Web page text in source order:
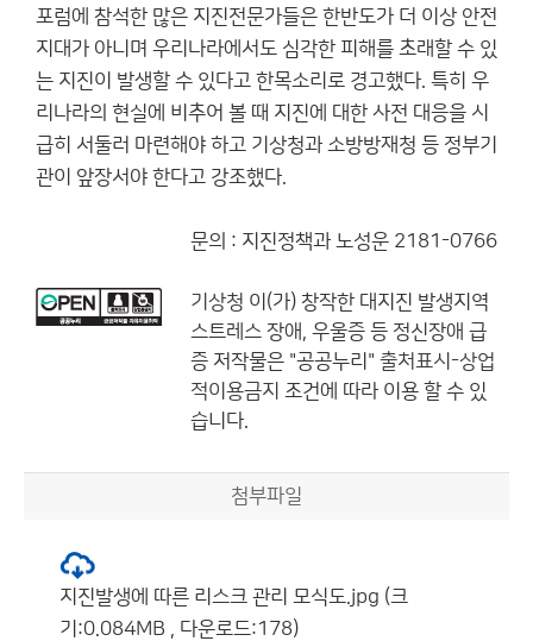
포럼에 참석한 많은 지진전문가들은 한반도가 더 이상 안전
지대가 아니며 우리나라에서도 심각한 피해를 초래할 수 있
는 지진이 발생할 수 있다고 한목소리로 경고했다. 특히 우
리나라의 현실에 비추어 볼 때 지진에 대한 사전 대응을 시
급히 서둘러 마련해야 하고 기상청과 소방방재청 등 정부기
관이 앞장서야 한다고 강조했다.
문의 : 지진정책과 노성운 2181-0766
기상청 이(가) 창작한 대지진 발생지역
스트레스 장애, 우울증 등 정신장애 급
증 저작물은 "공공누리" 출처표시-상업
적이용금지 조건에 따라 이용 할 수 있
습니다.
첨부파일
지진발생에 따른 리스크 관리 모식도.jpg (크
기:0.084MB , 다운로드:178)